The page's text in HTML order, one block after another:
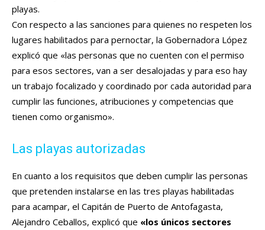
playas.
Con respecto a las sanciones para quienes no respeten los
lugares habilitados para pernoctar, la Gobernadora López
explicó que «las personas que no cuenten con el permiso
para esos sectores, van a ser desalojadas y para eso hay
un trabajo focalizado y coordinado por cada autoridad para
cumplir las funciones, atribuciones y competencias que
tienen como organismo».
Las playas autorizadas
En cuanto a los requisitos que deben cumplir las personas
que pretenden instalarse en las tres playas habilitadas
para acampar, el Capitán de Puerto de Antofagasta,
Alejandro Ceballos, explicó que «los únicos sectores